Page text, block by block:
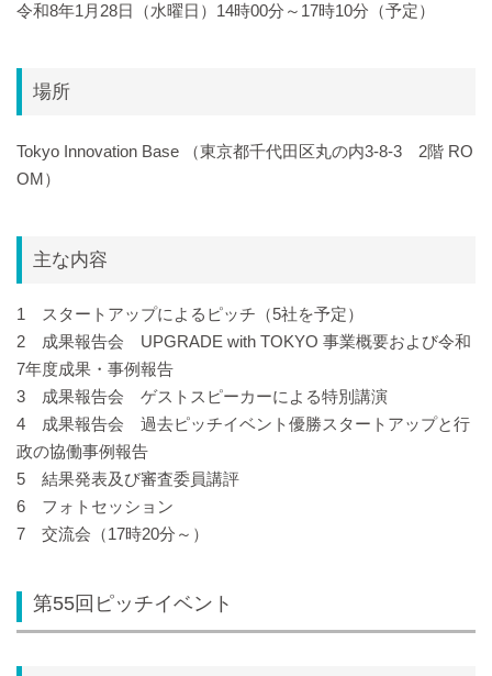
令和8年1月28日（水曜日）14時00分～17時10分（予定）
場所
Tokyo Innovation Base （東京都千代田区丸の内3-8-3 2階 RO
OM）
主な内容
1 スタートアップによるピッチ（5社を予定）
2 成果報告会 UPGRADE with TOKYO 事業概要および令和
7年度成果・事例報告
3 成果報告会 ゲストスピーカーによる特別講演
4 成果報告会 過去ピッチイベント優勝スタートアップと行
政の協働事例報告
5 結果発表及び審査委員講評
6 フォトセッション
7 交流会（17時20分～）
第55回ピッチイベント